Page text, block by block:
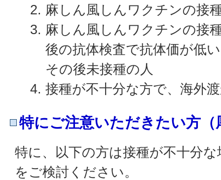
麻しん風しんワクチンの接
麻しん風しんワクチンの接
後の抗体検査で抗体価が低
その後未接種の人
接種が不十分な方で、海外
特にご注意いただきたい方（
特に、以下の方は接種が不十分
をご検討ください。